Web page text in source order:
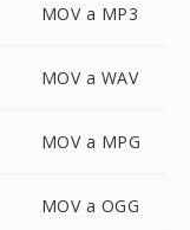
MOV a MP3
MOV a WAV
MOV a MPG
MOV a OGG